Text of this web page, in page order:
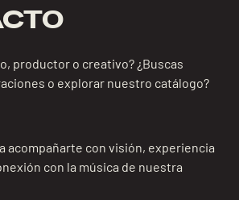
productor o creativo? ¿Buscas
o explorar nuestro catálogo?
acompañarte con visión, experiencia
con la música de nuestra